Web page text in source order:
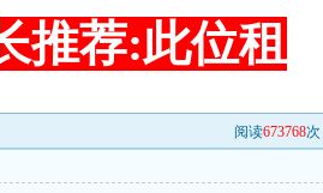
推荐:此位租
阅读673768次 |